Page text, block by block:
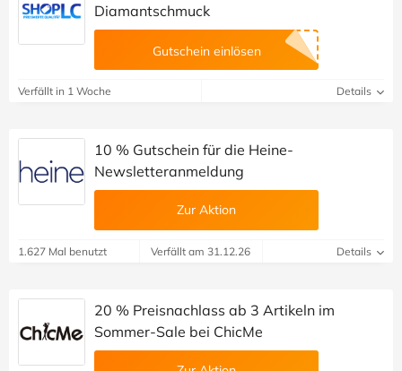
Diamantschmuck
Gutschein einlösen
Verfällt in 1 Woche Details
10 % Gutschein für die Heine-
Newsletteranmeldung
Zur Aktion
1.627 Mal benutzt Verfällt am 31.12.26 Details
20 % Preisnachlass ab 3 Artikeln im
Sommer-Sale bei ChicMe